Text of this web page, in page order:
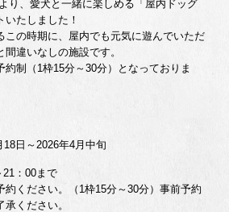
り、愛犬と一緒に楽しめる「屋内ドッグ
いたしました！
この時期に、屋内でも元気に遊んでいただ
違いなしの施設です。
約制（1枠15分～30分）となっておりま
日～2026年4月中旬
：00まで
ください。（1枠15分～30分）事前予約
ください。